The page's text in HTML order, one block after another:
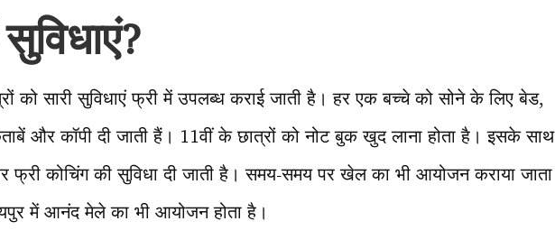
?
को सारी सुविधाएं फ्री में उपलब्ध कराई जाती है। हर एक बच्चे को सोने के लिए बेड,
और कॉपी दी जाती हैं। 11वीं के छात्रों को नोट बुक खुद लाना होता है। इसके साथ
फ्री कोचिंग की सुविधा दी जाती है। समय-समय पर खेल का भी आयोजन कराया जाता
में आनंद मेले का भी आयोजन होता है।